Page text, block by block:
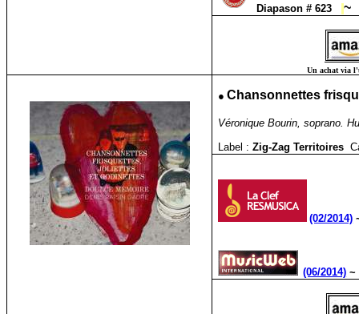
Diapason # 623 ~
Un achat via
●Chansonnettes
Véronique Bourin, soprano.
Label : Zig-Zag Territoires
(02/2014)
(06/2014) ~